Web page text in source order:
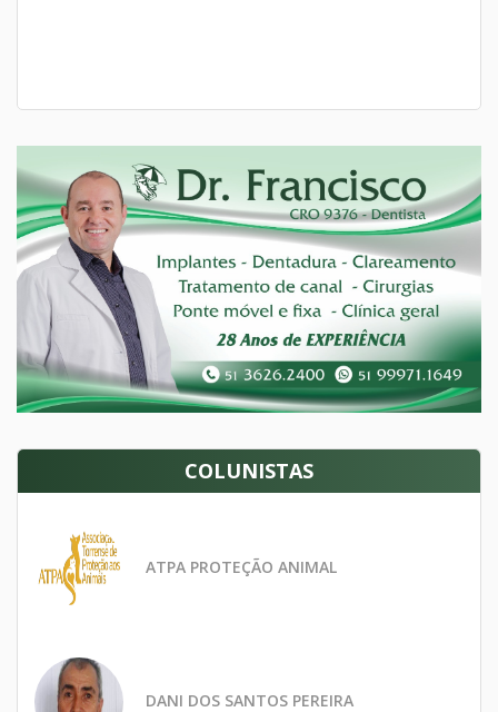
COLUNISTAS
ATPA PROTEÇÃO ANIMAL
DANI DOS SANTOS PEREIRA